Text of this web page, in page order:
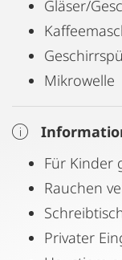
Gläser/
Mikrowelle
Für Kinder
Rauchen
Privater